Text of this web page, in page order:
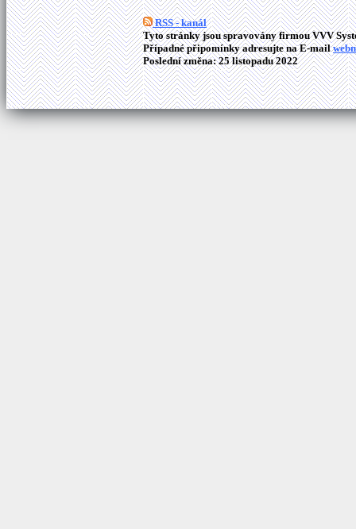
RSS - kanál
Tyto stránky jsou spravovány firmou VVV
Případné připomínky adresujte na E-mail
Poslední změna: 25 listopadu 2022